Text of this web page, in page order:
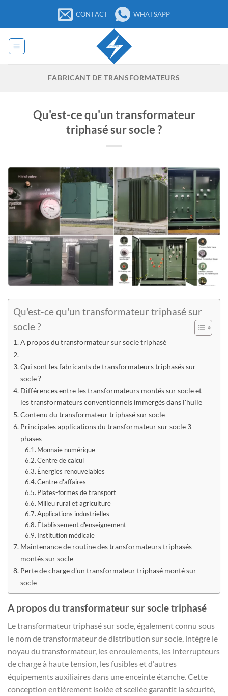
contenu
CONTACT WHATSAPP
FABRICANT DE TRANSFORMATEURS
Qu'est-ce qu'un transformateur
triphasé sur socle ?
Qu'est-ce qu'un transformateur triphasé sur
socle ?
A propos du transformateur sur socle triphasé
Qui sont les fabricants de transformateurs triphasés sur
socle ?
Différences entre les transformateurs montés sur socle et
les transformateurs conventionnels immergés dans l'huile
Contenu du transformateur triphasé sur socle
Principales applications du transformateur sur socle 3
phases
Monnaie numérique
Centre de calcul
Énergies renouvelables
Centre d'affaires
Plates-formes de transport
Milieu rural et agriculture
Applications industrielles
Établissement d'enseignement
Institution médicale
Maintenance de routine des transformateurs triphasés
montés sur socle
Perte de charge d'un transformateur triphasé monté sur
socle
A propos du transformateur sur socle triphasé
Le transformateur triphasé sur socle, également connu sous
le nom de transformateur de distribution sur socle, intègre le
noyau du transformateur, les enroulements, les interrupteurs
de charge à haute tension, les fusibles et d'autres
équipements auxiliaires dans une enceinte étanche. Cette
conception entièrement isolée et scellée garantit la sécurité,